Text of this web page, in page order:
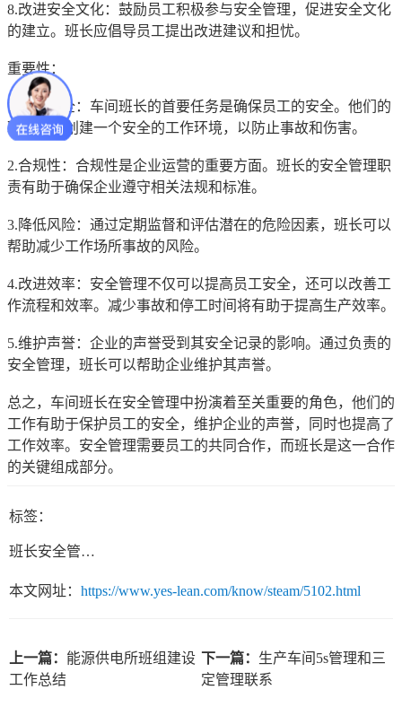
8.改进安全文化：鼓励员工积极参与安全管理，促进安全文化
的建立。班长应倡导员工提出改进建议和担忧。
重要性：
1.员工安全：车间班长的首要任务是确保员工的安全。他们的
职责在于创建一个安全的工作环境，以防止事故和伤害。
2.合规性：合规性是企业运营的重要方面。班长的安全管理职
责有助于确保企业遵守相关法规和标准。
3.降低风险：通过定期监督和评估潜在的危险因素，班长可以
帮助减少工作场所事故的风险。
4.改进效率：安全管理不仅可以提高员工安全，还可以改善工
作流程和效率。减少事故和停工时间将有助于提高生产效率。
5.维护声誉：企业的声誉受到其安全记录的影响。通过负责的
安全管理，班长可以帮助企业维护其声誉。
总之，车间班长在安全管理中扮演着至关重要的角色，他们的
工作有助于保护员工的安全，维护企业的声誉，同时也提高了
工作效率。安全管理需要员工的共同合作，而班长是这一合作
的关键组成部分。
标签：
班长安全管理职责
本文网址： https://www.yes-lean.com/know/steam/5102.html
上一篇： 能源供电所班组建设
工作总结
下一篇： 生产车间5s管理和三
定管理联系